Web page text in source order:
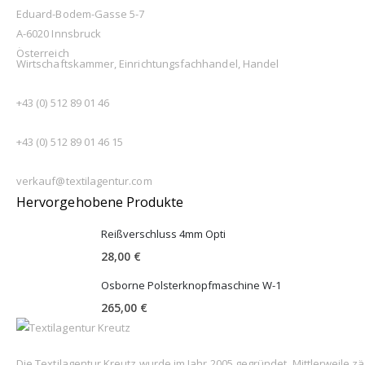
Eduard-Bodem-Gasse 5-7
A-6020 Innsbruck
Österreich
MITGLIEDSCHAFTEN
Wirtschaftskammer, Einrichtungsfachhandel, Handel
+43 (0) 512 89 01 46
+43 (0) 512 89 01 46 15
verkauf@textilagentur.com
Hervorgehobene Produkte
Reißverschluss 4mm Opti
28,00 €
Osborne Polsterknopfmaschine W-1
265,00 €